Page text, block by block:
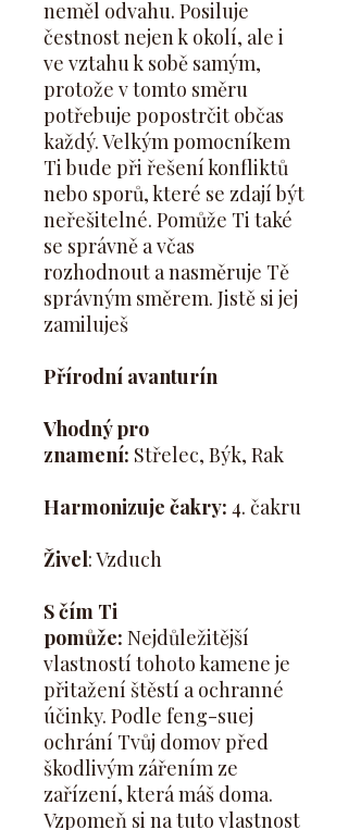
neměl odvahu. Posiluje
čestnost nejen k okolí, ale i
ve vztahu k sobě samým,
protože v tomto směru
potřebuje popostrčit občas
každý. Velkým pomocníkem
Ti bude při řešení konfliktů
nebo sporů, které se zdají být
neřešitelné. Pomůže Ti také
se správně a včas
rozhodnout a nasměruje Tě
správným směrem. Jistě si jej
zamiluješ
Přírodní avanturín
Vhodný pro
znamení: Střelec, Býk, Rak
Harmonizuje čakry: 4. čakru
Živel: Vzduch
S čím Ti
pomůže: Nejdůležitější
vlastností tohoto kamene je
přitažení štěstí a ochranné
účinky. Podle feng-suej
ochrání Tvůj domov před
škodlivým zářením ze
zařízení, která máš doma.
Vzpomeň si na tuto vlastnost